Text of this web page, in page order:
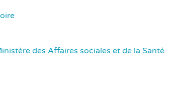
des Affaires sociales et de la Santé